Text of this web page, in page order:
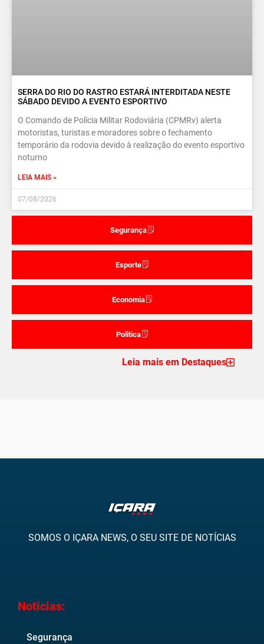
Segurança
Esporte
Economia
Politica
SERRA DO RIO DO RASTRO ESTARÁ INTERDITADA NESTE
SÁBADO DEVIDO A EVENTO ESPORTIVO
O Comando de Polícia Militar Rodoviária (CPMRv) alerta
motoristas, turistas e moradores sobre o fechamento
temporário da rodovia devido à realização do evento esportivo
noturno
LEIA MAIS »
07/08/2026
Leia mais em Destaques
SOMOS O IÇARA NEWS, O SEU SITE DE NOTÍCIAS
Noticias:
Segurança